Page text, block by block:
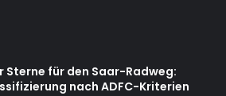
Sterne für den Saar-Radweg:
nach ADFC-Kriterien